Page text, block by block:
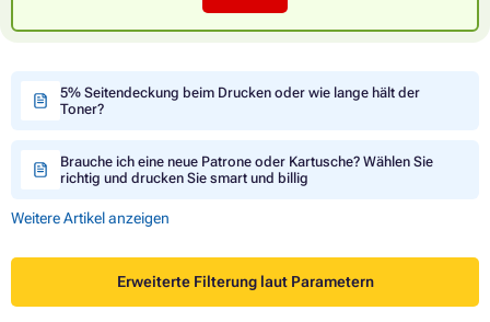
5% Seitendeckung beim Drucken oder wie lange hält der
Toner?
Brauche ich eine neue Patrone oder Kartusche? Wählen Sie
richtig und drucken Sie smart und billig
Weitere Artikel anzeigen
Erweiterte Filterung laut Parametern